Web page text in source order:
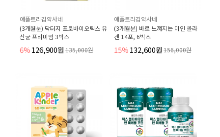
애플트리김약사네
(3개월분) 닥터지 프로바이오틱스 유
산균 프리미엄 3박스
6%126,900원 135,000원
애플트리김약사네
(3개월분) 바로 느껴지는 미인 콜라
겐 14포, 6박스
15%132,600원 156,000원